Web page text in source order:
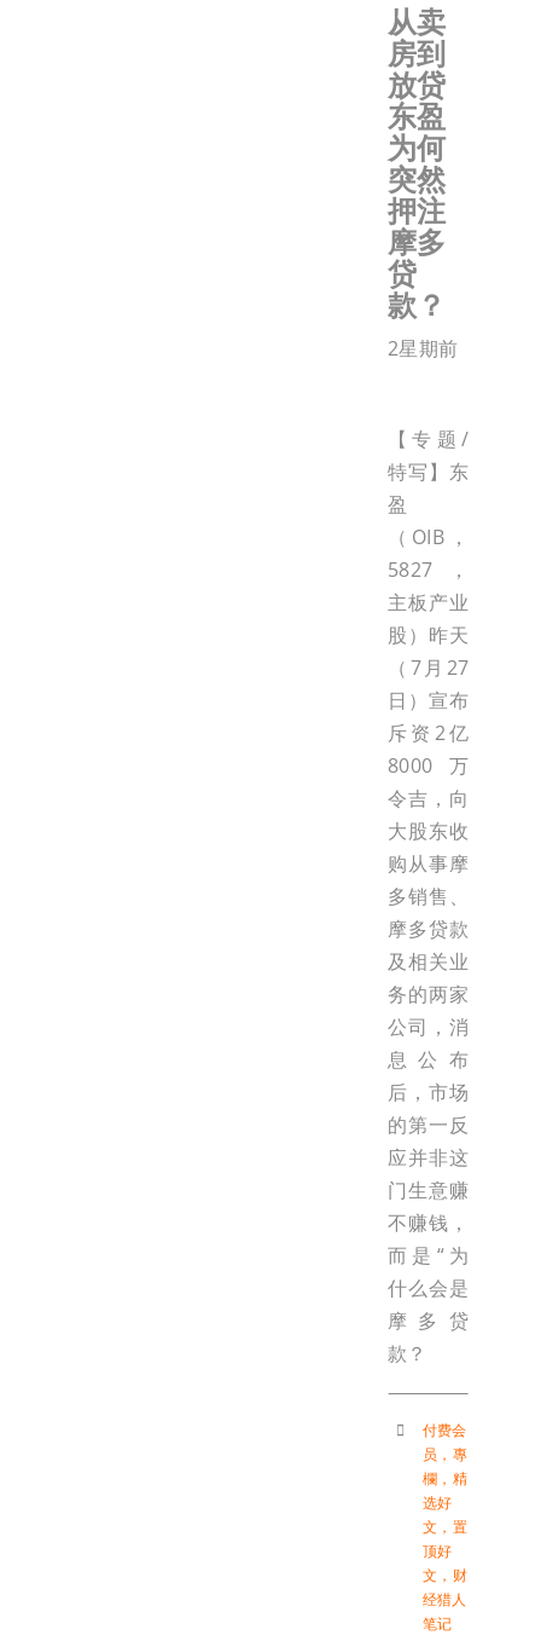
从卖
房到
放贷
东盈
为何
突然
押注
摩多
贷
款？
2星期前
【专题/
特写】东
盈
（OIB，
5827，
主板产业
股）昨天
（7月27
日）宣布
斥资2亿
8000万
令吉，向
大股东收
购从事摩
多销售、
摩多贷款
及相关业
务的两家
公司，消
息公布
后，市场
的第一反
应并非这
门生意赚
不赚钱，
而是“为
什么会是
摩多贷
款？
付费会
员 ， 專
欄 ， 精
选好
文 ， 置
顶好
文 ， 财
经猎人
笔记